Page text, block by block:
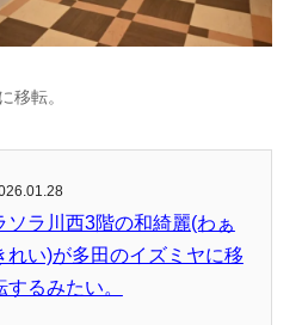
移転。
ソラ川西3階の和綺麗(わぁ
れい)が多田のイズミヤに移
するみたい。